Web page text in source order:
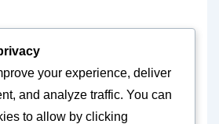
your experience, deliver
and analyze traffic. You can
to allow by clicking